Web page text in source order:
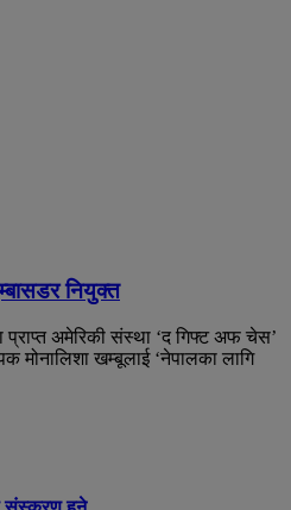
नियुक्त
प्राप्त अमेरिकी संस्था ‘द गिफ्ट अफ चेस’
खम्बूलाई ‘नेपालका लागि